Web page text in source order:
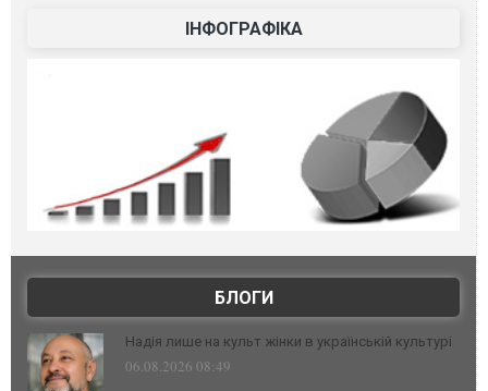
ІНФОГРАФІКА
БЛОГИ
Надія лише на культ жінки в українській культурі
06.08.2026 08:49